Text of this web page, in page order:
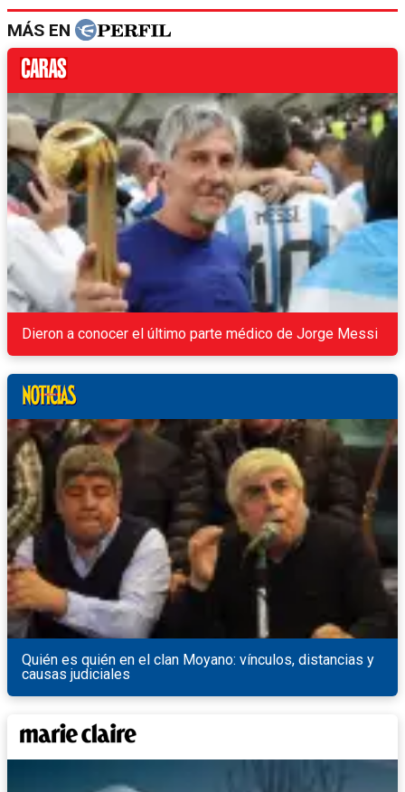
MÁS EN
Dieron a conocer el último parte médico de Jorge Messi
Quién es quién en el clan Moyano: vínculos, distancias y
causas judiciales